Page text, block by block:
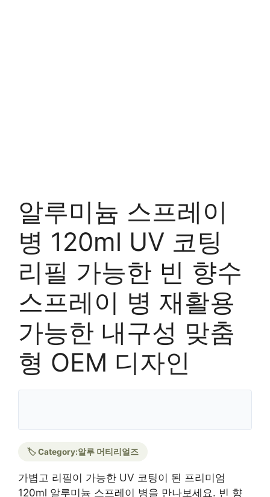
알루미늄 스프레이
병 120ml UV 코팅
리필 가능한 빈 향수
스프레이 병 재활용
가능한 내구성 맞춤
형 OEM 디자인
🏷️ Category:알루 머티리얼즈
가볍고 리필이 가능한 UV 코팅이 된 프리미엄
120ml 알루미늄 스프레이 병을 만나보세요. 빈 향